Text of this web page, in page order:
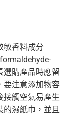
敏香料成分
選購產品時應留
要注意添加物容
接觸空氣易產生
的濕紙巾，並且